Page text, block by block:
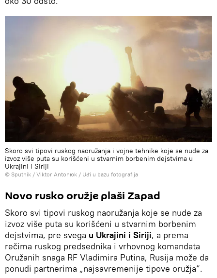
Skoro svi tipovi ruskog naoružanja i vojne tehnike koje se nude za
izvoz više puta su korišćeni u stvarnim borbenim dejstvima u
Ukrajini i Siriji
© Sputnik / Viktor Antonюk / Uđi u bazu fotografija
Novo rusko oružje plaši Zapad
Skoro svi tipovi ruskog naoružanja koje se nude za
izvoz više puta su korišćeni u stvarnim borbenim
dejstvima, pre svega u Ukrajini i Siriji, a prema
rečima ruskog predsednika i vrhovnog komandata
Oružanih snaga RF Vladimira Putina, Rusija može da
ponudi partnerima „najsavremenije tipove oružja“.